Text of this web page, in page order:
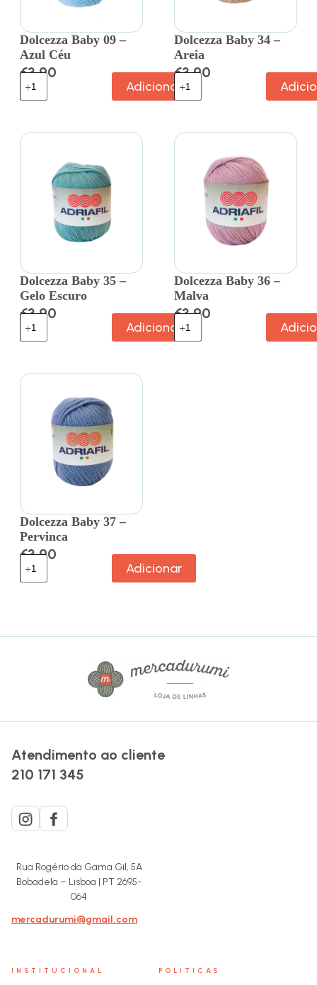
Dolcezza Baby 09 –
Azul Céu
€3.90
Adicionar
Dolcezza Baby 34 –
Areia
€3.90
Dolcezza Baby 35 –
Gelo Escuro
€3.90
Adicionar
Dolcezza Baby 36 –
Malva
€3.90
Dolcezza Baby 37 –
Pervinca
€3.90
Adicionar
Atendimento ao cliente
210 171 345
Rua Rogério da Gama Gil, 5A
Bobadela – Lisboa | PT 2695-
064
mercadurumi@gmail.com
INSTITUCIONAL POLITICAS